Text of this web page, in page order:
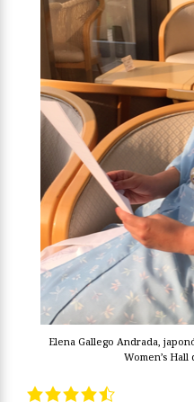
Elena Gallego Andrada,
Women’s